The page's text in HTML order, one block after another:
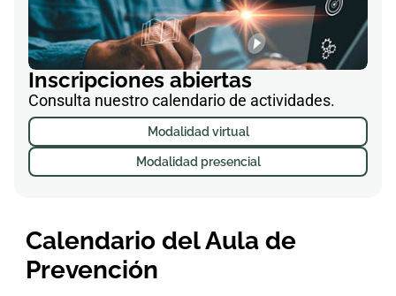
Inscripciones abiertas
Consulta nuestro calendario de actividades.
Modalidad virtual
Modalidad presencial
Calendario del Aula de
Prevención